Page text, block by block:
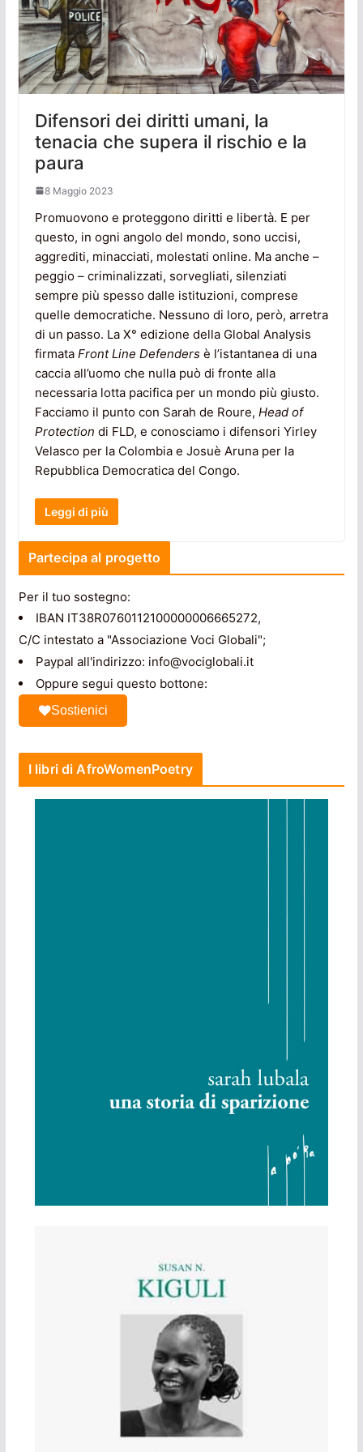
Difensori dei diritti umani, la
tenacia che supera il rischio e la
paura
8 Maggio 2023
Promuovono e proteggono diritti e libertà. E per
questo, in ogni angolo del mondo, sono uccisi,
aggrediti, minacciati, molestati online. Ma anche –
peggio – criminalizzati, sorvegliati, silenziati
sempre più spesso dalle istituzioni, comprese
quelle democratiche. Nessuno di loro, però, arretra
di un passo. La X° edizione della Global Analysis
firmata Front Line Defendersè l’istantanea di una
caccia all’uomo che nulla può di fronte alla
necessaria lotta pacifica per un mondo più giusto.
Facciamo il punto con Sarah de Roure, Head of
Protection di FLD, e conosciamo i difensori Yirley
Velasco per la Colombia e Josuè Aruna per la
Repubblica Democratica del Congo.
Leggi di più
Partecipa al progetto
Per il tuo sostegno:
IBAN IT38R0760112100000006665272,
C/C intestato a "Associazione Voci Globali";
Paypal all'indirizzo: info@vociglobali.it
Oppure segui questo bottone:
Sostienici
I libri di AfroWomenPoetry